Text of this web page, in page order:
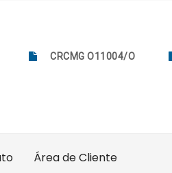
CRCMG O11004/O
Área de Cliente